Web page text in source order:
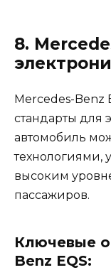
8.
Mercedes-Benz
стандарты для
автомобиль
технологиями,
высоким
пассажиров.
Ключевые
Benz EQS: